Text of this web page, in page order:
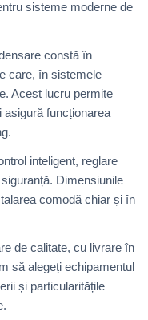
sisteme moderne de
constă în
care, în sistemele
Acest lucru permite
funcționarea
inteligent, reglare
Dimensiunile
comodă chiar și în
de calitate, cu livrare în
să alegeți echipamentul
și particularitățile